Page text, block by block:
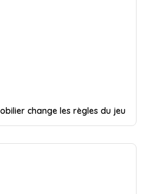
change les règles du jeu